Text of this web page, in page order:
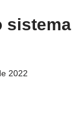
2022